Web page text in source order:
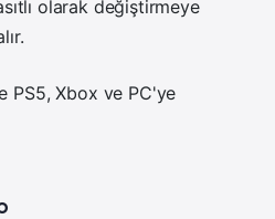
olarak değiştirmeye
PS5, Xbox ve PC'ye